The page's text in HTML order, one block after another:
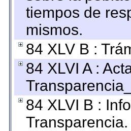
tiempos de
mismos.
84 XLV B :
84 XLVI A :
84 XLVI B :
Transparencia.